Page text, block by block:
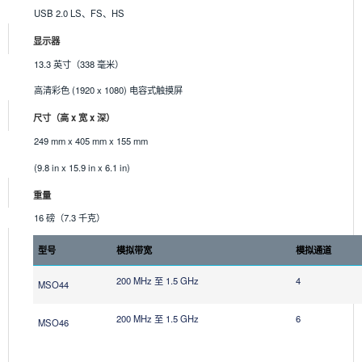
USB 2.0 LS、FS、HS
显示器
13.3 英寸（338 毫米）
高清彩色 (1920 x 1080) 电容式触摸屏
尺寸（高 x 宽 x 深）
249 mm x 405 mm x 155 mm
(9.8 in x 15.9 in x 6.1 in)
重量
16 磅（7.3 千克）
型号 模拟带宽 模拟通道
MSO44 200 MHz 至 1.5 GHz 4
MSO46 200 MHz 至 1.5 GHz 6